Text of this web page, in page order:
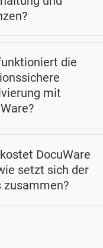
Sie Prozesse
Sie sich bis zu 50%
die
die
mit
DocuWare
setzt sich der
zusammen?